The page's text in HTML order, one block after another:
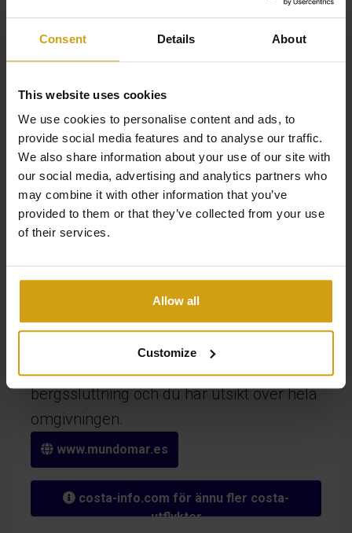
Consent Details About
This website uses cookies
We use cookies to personalise content and ads, to
provide social media features and to analyse our traffic.
We also share information about your use of our site with
our social media, advertising and analytics partners who
may combine it with other information that you’ve
provided to them or that they’ve collected from your use
of their services.
Allow all
Customize
uteplatsen i hans hem. Mosaikerna är
mycket olika från cirklar och blommor till
djur. Totalt finns det 600m2 väggar täckta
med cirka 550 000 snäckor. Skalhuset
kan beskådas på Calle Rodeo nr 10 i
Rojales.
Mundomar
Nära badorten Benidorm ligger denna
vackra park, kallad Mundomar, med sina
delfiner, sjölejon, pingviner och många
andra djur. Naturligtvis finns det olika
shower, till exempel en vacker
bergssluttning och du har utsikt över hela
omgivningen.
www.mundomar.es
costa-info.com för ännu fler costa-
utflykter